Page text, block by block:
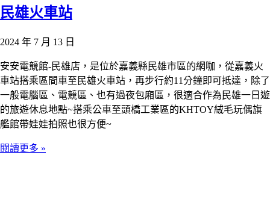
民雄火車站
2024 年 7 月 13 日
安安電競館-民雄店，是位於嘉義縣民雄市區的網咖，從嘉義火
車站搭乘區間車至民雄火車站，再步行約11分鐘即可抵達，除了
一般電腦區、電競區、也有過夜包廂區，很適合作為民雄一日遊
的旅遊休息地點~搭乘公車至頭橋工業區的KHTOY絨毛玩偶旗
艦館帶娃娃拍照也很方便~
閱讀更多 »